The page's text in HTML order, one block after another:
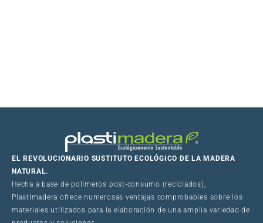
EL REVOLUCIONARIO SUSTITUTO ECOLÓGICO DE LA MADERA
NATURAL.
Hecha a base de polímeros post-consumo (reciclados),
Plastimadera ofrece numerosas ventajas comprobables sobre los
materiales utilizados para la elaboración de una amplia variedad de